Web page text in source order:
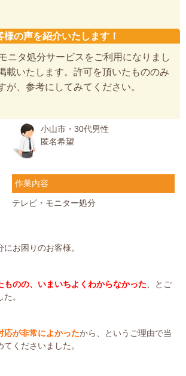
様の声を紹介いたします！
ニタ処分サービスをご利用になりまし
載いたします。許可を頂いたもののみ
が、参考にしてみてください。
小山市・30代男性
匿名希望
作業内容
テレビ・モニター処分
お困りのお客様。
ものの、いまいちよくわからなかった 、とご
。
応が非常によかったから、というご理由で当
くださいました。